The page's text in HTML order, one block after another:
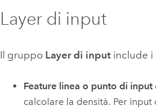
Layer di input
Il gruppo Layer di input include i
Feature linea o punto di input
calcolare la densità. Per input